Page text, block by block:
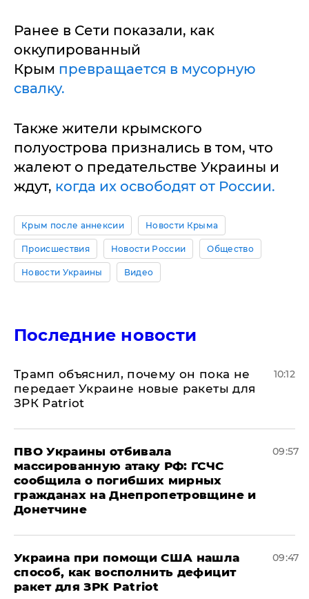
Ранее в Сети показали, как
оккупированный
Крым превращается в мусорную
свалку.
Также жители крымского
полуострова признались в том, что
жалеют о предательстве Украины и
ждут, когда их освободят от России.
Крым после аннексии Новости Крыма
Происшествия Новости России Общество
Новости Украины Видео
Последние новости
Трамп объяснил, почему он пока не
передает Украине новые ракеты для
ЗРК Patriot
10:12
ПВО Украины отбивала
массированную атаку РФ: ГСЧС
сообщила о погибших мирных
гражданах на Днепропетровщине и
Донетчине
09:57
Украина при помощи США нашла
способ, как восполнить дефицит
ракет для ЗРК Patriot
09:47